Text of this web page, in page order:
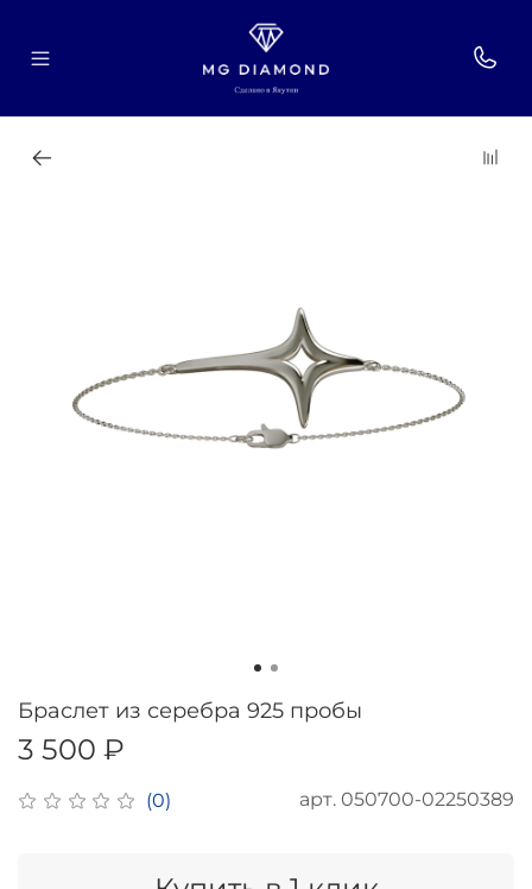
(0) арт. 050700-02250389
Браслет из серебра 925 пробы
3 500 ₽